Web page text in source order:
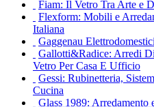
Fiam: Il Vetro Tra Arte e
Flexform: Mobili e
Italiana
Gaggenau
Gallotti&Radice: Arredi
Vetro Per Casa E Ufficio
Gessi: Rubinetteria,
Cucina
Glass 1989: